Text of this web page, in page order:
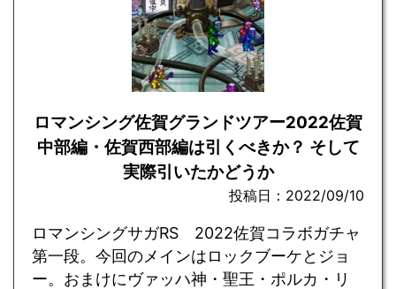
ロマンシング佐賀グランドツアー2022佐賀
中部編・佐賀西部編は引くべきか？ そして
実際引いたかどうか
投稿日：2022/09/10
ロマンシングサガRS 2022佐賀コラボガチャ
第一段。今回のメインはロックブーケとジョ
ー。おまけにヴァッハ神・聖王・ポルカ・リ